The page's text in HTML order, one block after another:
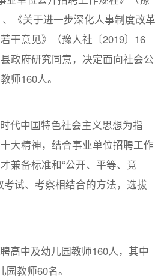
《关于进一步深化人事制度改革
干意见》（豫人社〔2019〕16
政府研究同意，决定面向社会公
师160人。
代中国特色社会主义思想为指
大精神，结合事业单位招聘工作
兼备标准和“公开、平等、竞
考试、考察相结合的方法，选拔
高中及幼儿园教师160人，其中
教师60名。